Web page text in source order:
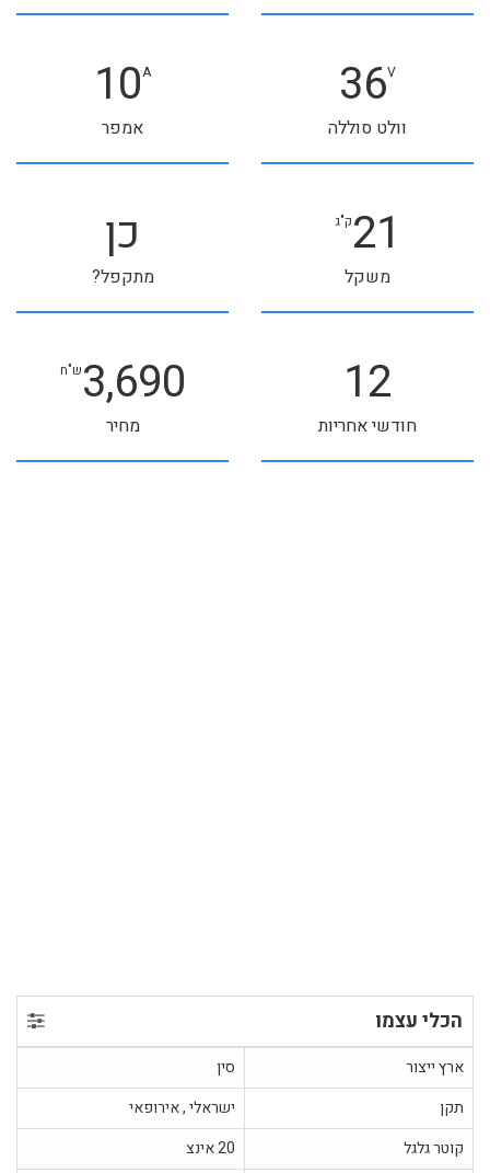
36
וולט סוללה
10
אמפר
21ק"ג
משקל
כן
מתקפל?
12
חודשי אחריות
3,690ש"ח
מחיר
הכלי עצמו
ארץ ייצור
סין
תקן
ישראלי , אירופאי
קוטר גלגל